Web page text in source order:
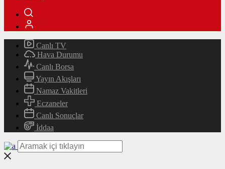
Canlı TV
Hava Durumu
Canlı Borsa
Yayın Akışları
Namaz Vakitleri
Eczaneler
Canlı Sonuçlar
İddaa